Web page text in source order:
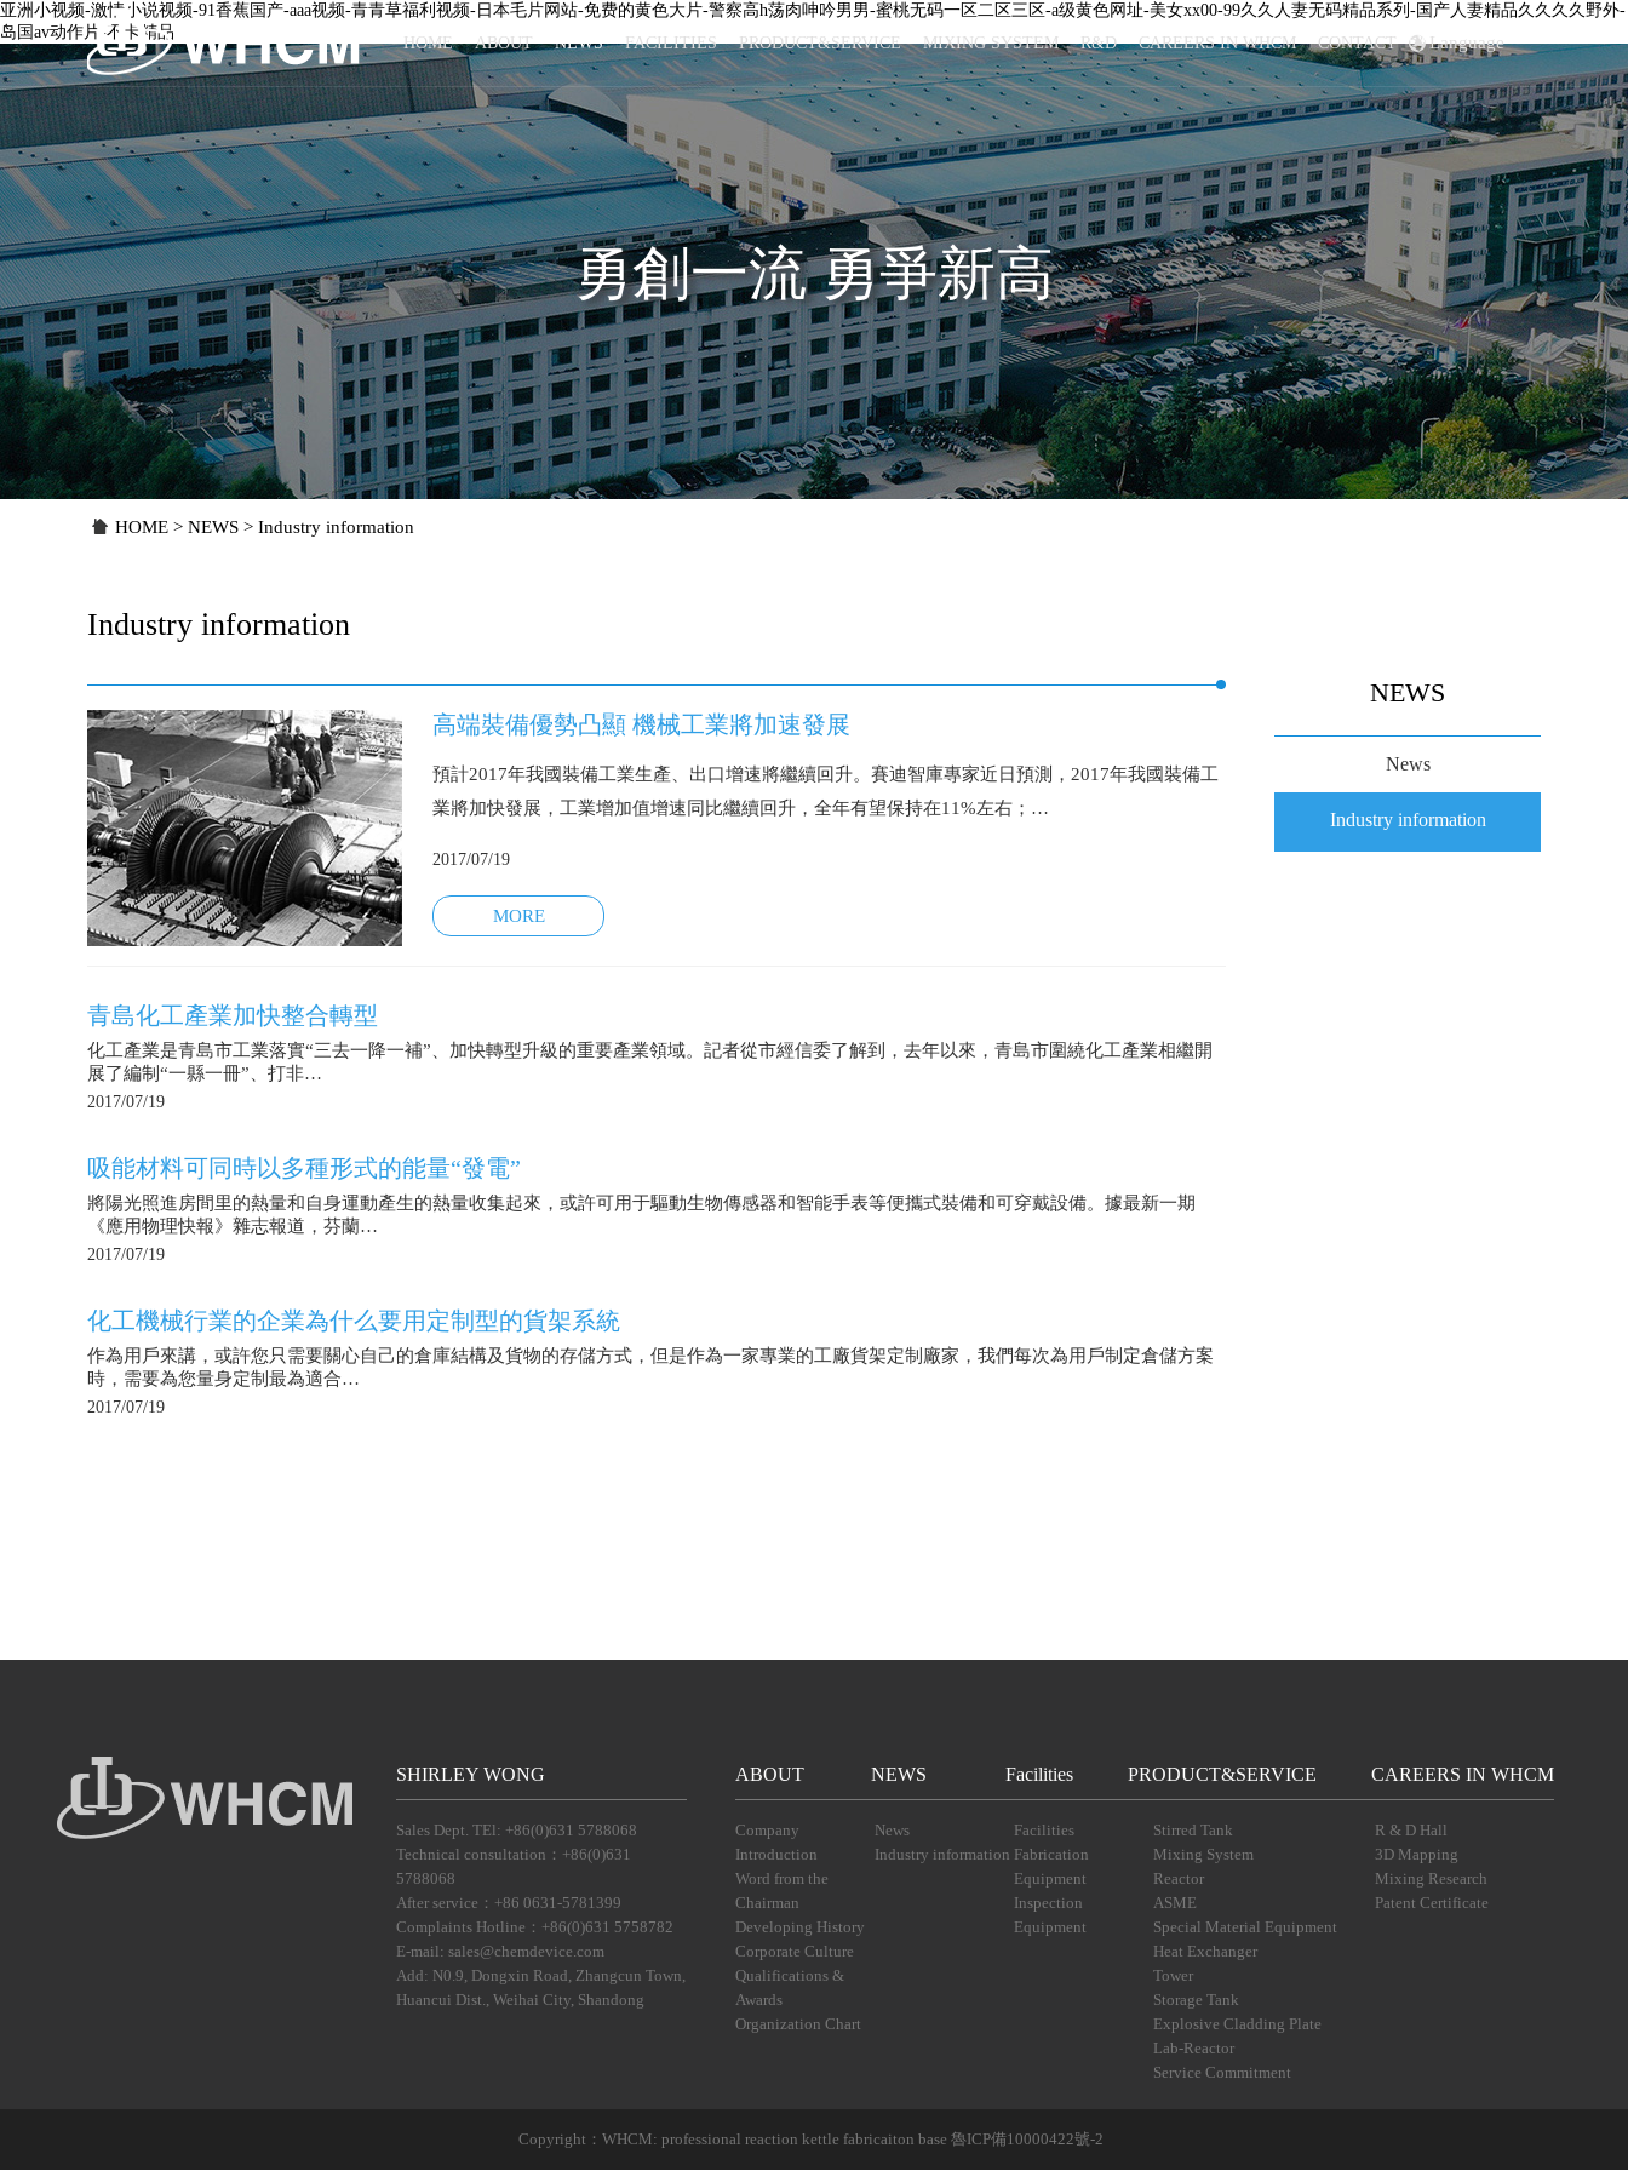
亚洲小视频-激情小说视频-91香蕉国产-aaa视频-青青草福利视频-日本毛片网站-免费的黄色大片-警察高h荡肉呻吟男男-蜜桃无码一区二区三区-a级黄色网址-美女xx00-99久久人妻无码精品系列-国产人妻精品久久久久野外-
岛国av动作片-不卡精品
HOME ABOUT NEWS FACILITIES PRODUCT&SERVICE MIXING SYSTEM R&D CAREERS IN WHCM CONTACT Language
勇創一流 勇爭新高
HOME > NEWS > Industry information
Industry information
高端裝備優勢凸顯 機械工業將加速發展
預計2017年我國裝備工業生產、出口增速將繼續回升。賽迪智庫專家近日預測，2017年我國裝備工
業將加快發展，工業增加值增速同比繼續回升，全年有望保持在11%左右；…
2017/07/19
MORE
青島化工產業加快整合轉型
化工產業是青島市工業落實“三去一降一補”、加快轉型升級的重要產業領域。記者從市經信委了解到，去年以來，青島市圍繞化工產業相繼開
展了編制“一縣一冊”、打非…
2017/07/19
吸能材料可同時以多種形式的能量“發電”
將陽光照進房間里的熱量和自身運動產生的熱量收集起來，或許可用于驅動生物傳感器和智能手表等便攜式裝備和可穿戴設備。據最新一期
《應用物理快報》雜志報道，芬蘭…
2017/07/19
化工機械行業的企業為什么要用定制型的貨架系統
作為用戶來講，或許您只需要關心自己的倉庫結構及貨物的存儲方式，但是作為一家專業的工廠貨架定制廠家，我們每次為用戶制定倉儲方案
時，需要為您量身定制最為適合…
2017/07/19
NEWS
News
Industry information
SHIRLEY WONG
Sales Dept. TEl: +86(0)631 5788068
Technical consultation：+86(0)631
5788068
After service：+86 0631-5781399
Complaints Hotline：+86(0)631 5758782
E-mail: sales@chemdevice.com
Add: N0.9, Dongxin Road, Zhangcun Town,
Huancui Dist., Weihai City, Shandong
ABOUT NEWS Facilities PRODUCT&SERVICE CAREERS IN WHCM
Company
Introduction
Word from the
Chairman
Developing History
Corporate Culture
Qualifications &
Awards
Organization Chart
News
Industry information
Facilities
Fabrication
Equipment
Inspection
Equipment
Stirred Tank
Mixing System
Reactor
ASME
Special Material Equipment
Heat Exchanger
Tower
Storage Tank
Explosive Cladding Plate
Lab-Reactor
Service Commitment
R & D Hall
3D Mapping
Mixing Research
Patent Certificate
Copyright：WHCM: professional reaction kettle fabricaiton base 魯ICP備10000422號-2